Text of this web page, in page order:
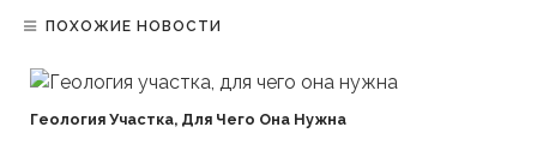
ПОХОЖИЕ НОВОСТИ
Геология Участка, Для Чего Она Нужна